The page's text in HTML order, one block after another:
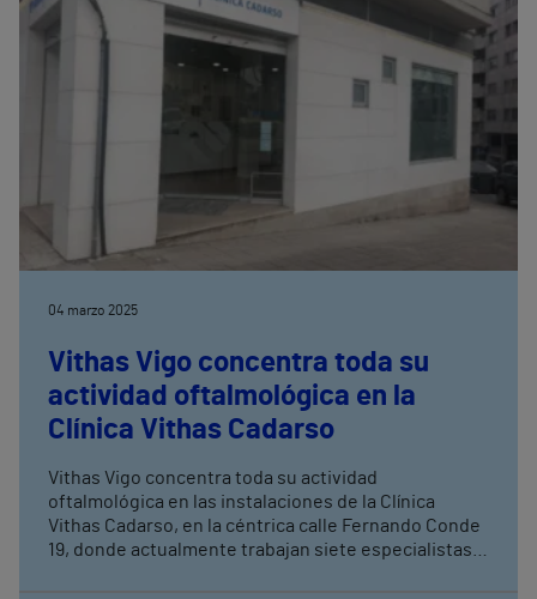
04 marzo 2025
Vithas Vigo concentra toda su
actividad oftalmológica en la
Clínica Vithas Cadarso
Vithas Vigo concentra toda su actividad
oftalmológica en las instalaciones de la Clínica
Vithas Cadarso, en la céntrica calle Fernando Conde
19, donde actualmente trabajan siete especialistas